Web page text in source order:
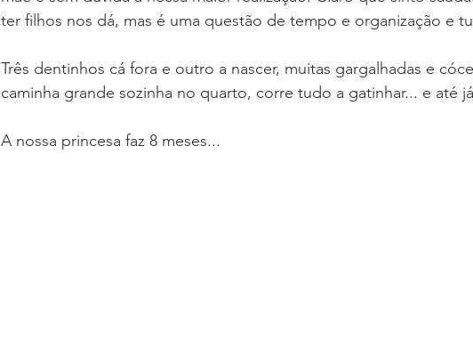
ter filhos nos dá, mas é uma questão de tempo e organização e
Três dentinhos cá fora e outro a nascer, muitas gargalhadas e
caminha grande sozinha no quarto, corre tudo a gatinhar... e até
A nossa princesa faz 8 meses...